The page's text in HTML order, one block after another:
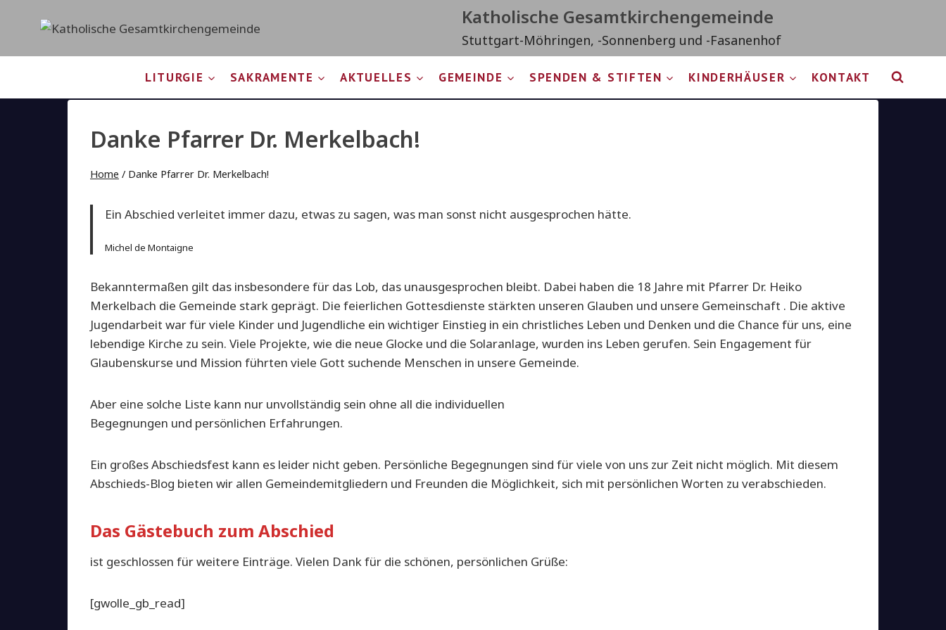
Katholische Gesamtkirchengemeinde
Stuttgart-Möhringen, -Sonnenberg und -Fasanenhof
LITURGIE SAKRAMENTE AKTUELLES GEMEINDE SPENDEN & STIFTEN KINDERHÄUSER KONTAKT
Danke Pfarrer Dr. Merkelbach!
Home / Danke Pfarrer Dr. Merkelbach!
Ein Abschied verleitet immer dazu, etwas zu sagen, was man sonst nicht ausgesprochen hätte.
Michel de Montaigne
Bekanntermaßen gilt das insbesondere für das Lob, das unausgesprochen bleibt. Dabei haben die 18 Jahre mit Pfarrer Dr. Heiko
Merkelbach die Gemeinde stark geprägt. Die feierlichen Gottesdienste stärkten unseren Glauben und unsere Gemeinschaft . Die aktive
Jugendarbeit war für viele Kinder und Jugendliche ein wichtiger Einstieg in ein christliches Leben und Denken und die Chance für uns, eine
lebendige Kirche zu sein. Viele Projekte, wie die neue Glocke und die Solaranlage, wurden ins Leben gerufen. Sein Engagement für
Glaubenskurse und Mission führten viele Gott suchende Menschen in unsere Gemeinde.
Aber eine solche Liste kann nur unvollständig sein ohne all die individuellen
Begegnungen und persönlichen Erfahrungen.
Ein großes Abschiedsfest kann es leider nicht geben. Persönliche Begegnungen sind für viele von uns zur Zeit nicht möglich. Mit diesem
Abschieds-Blog bieten wir allen Gemeindemitgliedern und Freunden die Möglichkeit, sich mit persönlichen Worten zu verabschieden.
Das Gästebuch zum Abschied
ist geschlossen für weitere Einträge. Vielen Dank für die schönen, persönlichen Grüße:
[gwolle_gb_read]